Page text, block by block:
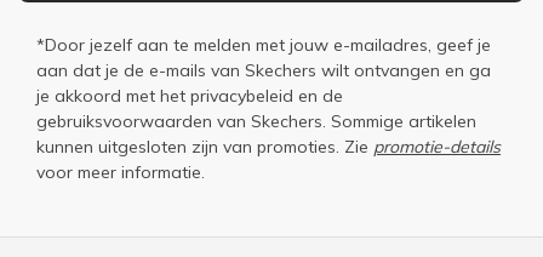
*Door jezelf aan te melden met jouw e-mailadres, geef je
aan dat je de e-mails van Skechers wilt ontvangen en ga
je akkoord met het privacybeleid en de
gebruiksvoorwaarden van Skechers. Sommige artikelen
kunnen uitgesloten zijn van promoties. Zie promotie-details
voor meer informatie.